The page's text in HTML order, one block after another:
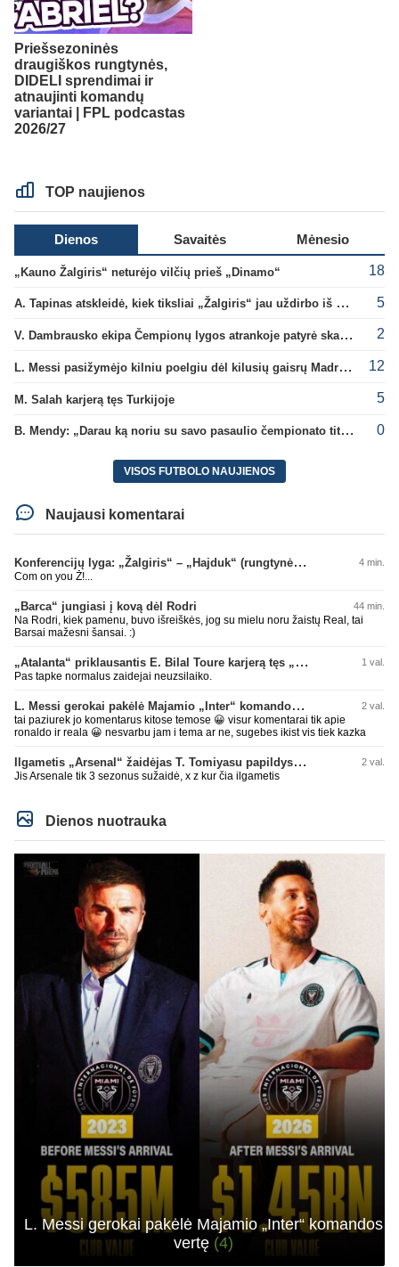
Priešsezoninės
draugiškos rungtynės,
DIDELI sprendimai ir
atnaujinti komandų
variantai | FPL podcastas
2026/27
TOP naujienos
Dienos Savaitės Mėnesio
„Kauno Žalgiris“ neturėjo vilčių prieš „Dinamo“ 18
A. Tapinas atskleidė, kiek tiksliai „Žalgiris“ jau uždirbo iš UEFA premijų 5
V. Dambrausko ekipa Čempionų lygos atrankoje patyrė skaudžią nesėkmę 2
L. Messi pasižymėjo kilniu poelgiu dėl kilusių gaisrų Madride 12
M. Salah karjerą tęs Turkijoje 5
B. Mendy: „Darau ką noriu su savo pasaulio čempionato titulu“ 0
VISOS FUTBOLO NAUJIENOS
Naujausi komentarai
Konferencijų lyga: „Žalgiris“ – „Hajduk“ (rungtynės tiesiogiai) 4 min.
Com on you Ž!...
„Barca“ jungiasi į kovą dėl Rodri 44 min.
Na Rodri, kiek pamenu, buvo išreiškės, jog su mielu noru žaistų Real, tai
Barsai mažesni šansai. :)
„Atalanta“ priklausantis E. Bilal Toure karjerą tęs „Parma“ gretose 1 val.
Pas tapke normalus zaidejai neuzsilaiko.
L. Messi gerokai pakėlė Majamio „Inter“ komandos vertę 2 val.
tai paziurek jo komentarus kitose temose 😀 visur komentarai tik apie
ronaldo ir reala 😀 nesvarbu jam i tema ar ne, sugebes ikist vis tiek kazka
Ilgametis „Arsenal“ žaidėjas T. Tomiyasu papildys „Crystal Palace“ ekipą 2 val.
Jis Arsenale tik 3 sezonus sužaidė, x z kur čia ilgametis
Dienos nuotrauka
L. Messi gerokai pakėlė Majamio „Inter“ komandos
vertę (4)